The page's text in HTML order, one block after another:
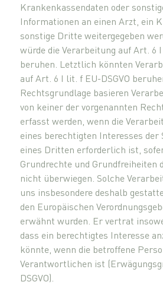
Krankenkassendaten oder
Informationen an einen Arzt, ein
sonstige Dritte weitergegeben
würde die Verarbeitung auf Art. 6 I
beruhen. Letztlich könnten
auf Art. 6 I lit. f EU-DSGVO
Rechtsgrundlage basieren
von keiner der vorgenannten
erfasst werden, wenn die
eines berechtigten Interesses der
eines Dritten erforderlich ist,
Grundrechte und Grundfreiheiten
nicht überwiegen. Solche
uns insbesondere deshalb
den Europäischen
erwähnt wurden. Er vertrat
dass ein berechtigtes Interesse
könnte, wenn die betroffene
Verantwortlichen ist
DSGVO).